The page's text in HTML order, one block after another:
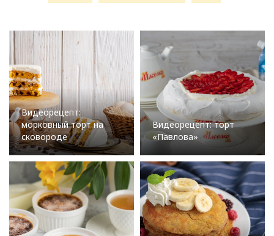
Видеорецепт:
морковный торт на
сковороде
Видеорецепт: торт
«Павлова»